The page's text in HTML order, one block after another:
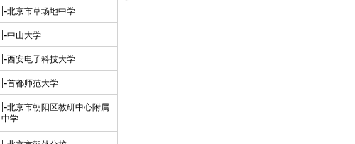
|-北京市草场地中学
|-中山大学
|-西安电子科技大学
|-首都师范大学
|-北京市朝阳区教研中心附属
中学